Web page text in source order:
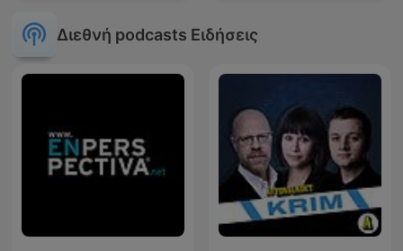
Διεθνή podcasts Ειδήσεις